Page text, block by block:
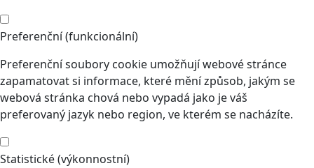
Preferenční (funkcionální)
Preferenční soubory cookie umožňují webové stránce
zapamatovat si informace, které mění způsob, jakým se
webová stránka chová nebo vypadá jako je váš
preferovaný jazyk nebo region, ve kterém se nacházíte.
Statistické (výkonnostní)